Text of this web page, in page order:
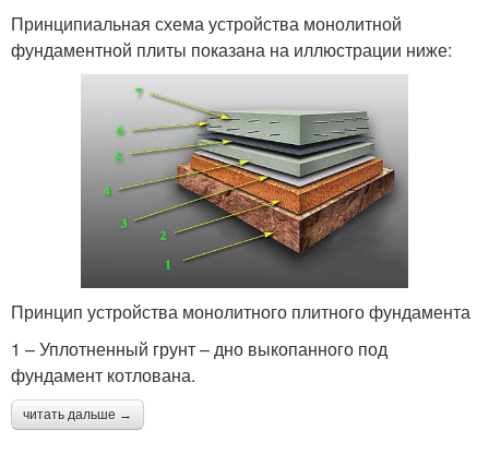
Принципиальная схема устройства монолитной
фундаментной плиты показана на иллюстрации ниже:
Принцип устройства монолитного плитного фундамента
1 – Уплотненный грунт – дно выкопанного под
фундамент котлована.
читать дальше →